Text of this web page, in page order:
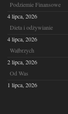
Podziemie Finansowe
4 lipca, 2026
Dieta i odżywianie
4 lipca, 2026
Wałbrzych
2 lipca, 2026
Od Was
1 lipca, 2026